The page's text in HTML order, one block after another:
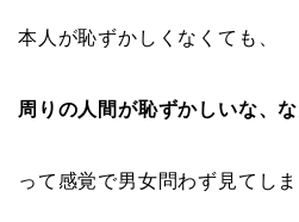
本人が恥ずかしくなくても、
周りの人間が恥ずかしいな、
って感覚で男女問わず見てしま